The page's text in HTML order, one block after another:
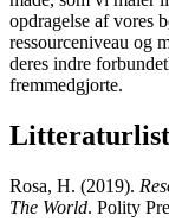
opdragelse af vores
ressourceniveau og
deres indre
fremmedgjorte.
Rosa, H. (2019).
The World. Polity